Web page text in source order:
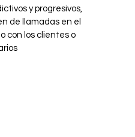
y progresivos,
de llamadas en el
con los clientes o